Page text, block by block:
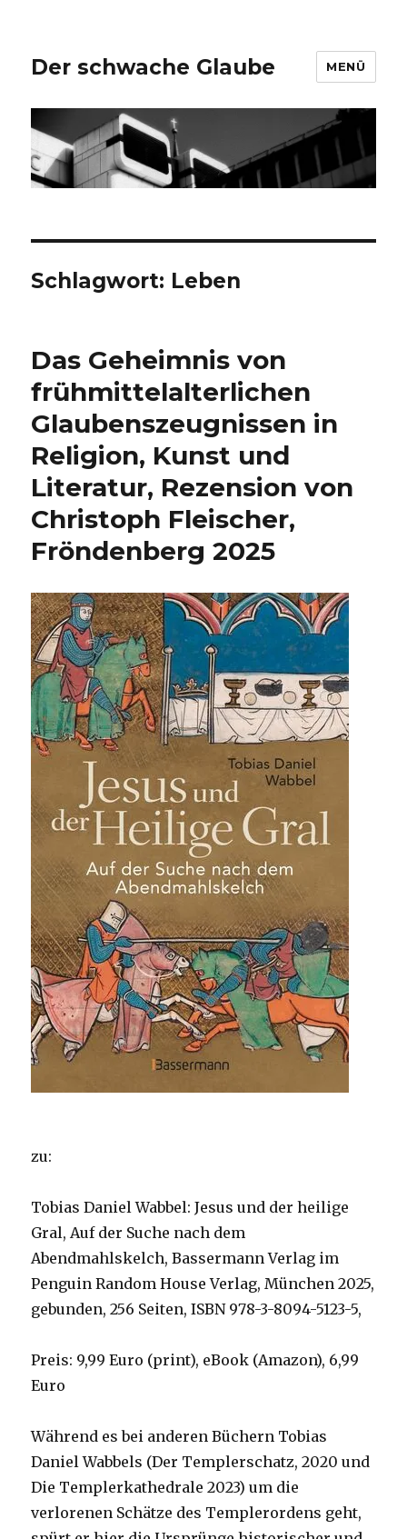
Der schwache Glaube MENÜ
Schlagwort: Leben
Das Geheimnis von
frühmittelalterlichen
Glaubenszeugnissen in
Religion, Kunst und
Literatur, Rezension von
Christoph Fleischer,
Fröndenberg 2025
zu:
Tobias Daniel Wabbel: Jesus und der heilige
Gral, Auf der Suche nach dem
Abendmahlskelch, Bassermann Verlag im
Penguin Random House Verlag, München 2025,
gebunden, 256 Seiten, ISBN 978-3-8094-5123-5,
Preis: 9,99 Euro (print), eBook (Amazon), 6,99
Euro
Während es bei anderen Büchern Tobias
Daniel Wabbels (Der Templerschatz, 2020 und
Die Templerkathedrale 2023) um die
verlorenen Schätze des Templerordens geht,